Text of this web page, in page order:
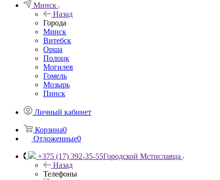
Минск
Назад
Города
Минск
Витебск
Орша
Полоцк
Могилев
Гомель
Мозырь
Пинск
Личный кабинет
Корзина0
Отложенные0
+375 (17) 392-35-55Городской Мстиславца
Назад
Телефоны